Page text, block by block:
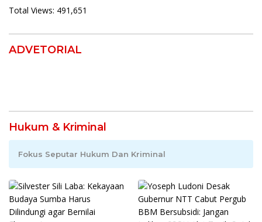
Total Views: 491,651
ADVETORIAL
Hukum & Kriminal
Fokus Seputar Hukum Dan Kriminal